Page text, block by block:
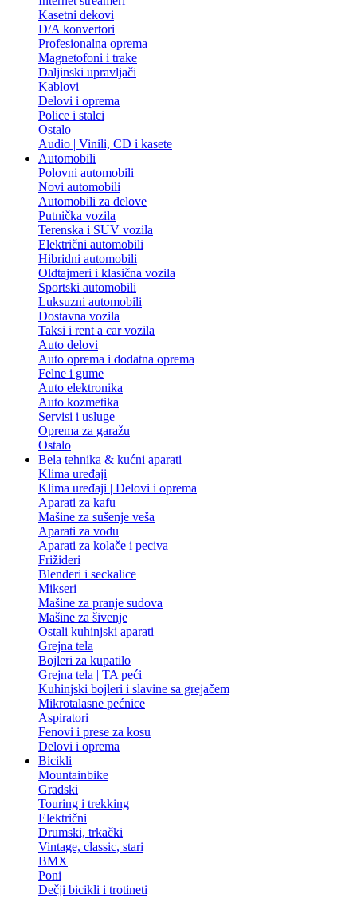
Kasetni dekovi
D/A konvertori
Profesionalna oprema
Magnetofoni i trake
Daljinski upravljači
Kablovi
Delovi i oprema
Police i stalci
Ostalo
Audio | Vinili, CD i kasete
Automobili
Polovni automobili
Novi automobili
Automobili za delove
Putnička vozila
Terenska i SUV vozila
Električni automobili
Hibridni automobili
Oldtajmeri i klasična vozila
Sportski automobili
Luksuzni automobili
Dostavna vozila
Taksi i rent a car vozila
Auto delovi
Auto oprema i dodatna oprema
Felne i gume
Auto elektronika
Auto kozmetika
Servisi i usluge
Oprema za garažu
Ostalo
Bela tehnika & kućni aparati
Klima uređaji
Klima uređaji | Delovi i oprema
Aparati za kafu
Mašine za sušenje veša
Aparati za vodu
Aparati za kolače i peciva
Frižideri
Blenderi i seckalice
Mikseri
Mašine za pranje sudova
Mašine za šivenje
Ostali kuhinjski aparati
Grejna tela
Bojleri za kupatilo
Grejna tela | TA peći
Kuhinjski bojleri i slavine sa grejačem
Mikrotalasne pećnice
Aspiratori
Fenovi i prese za kosu
Delovi i oprema
Bicikli
Mountainbike
Gradski
Touring i trekking
Električni
Drumski, trkački
Vintage, classic, stari
BMX
Poni
Dečji bicikli i trotineti